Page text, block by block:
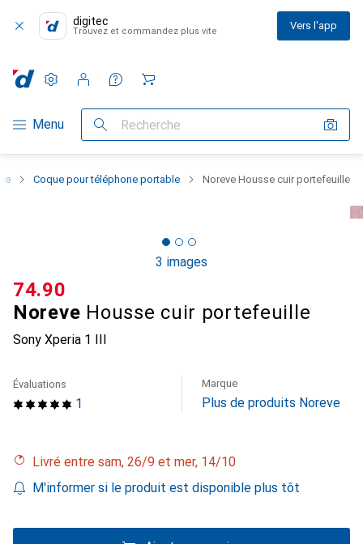
digitec
Trouvez et commandez plus vite Vers l'app
Navigation par catégorie
Menu Recherche
Paramètres
Compte client
Listes de comparaison
Listes d'envies
Panier
Coque pour téléphone portable Noreve Housse cuir portefeuille
3 images
Noreve Housse cuir portefeuille
Sony Xperia 1 III
CHF
74.90
1
Évaluations Marque
Plus de produits Noreve
Livré entre sam, 26/9 et mer, 14/10
M'informer si le produit est disponible plus tôt